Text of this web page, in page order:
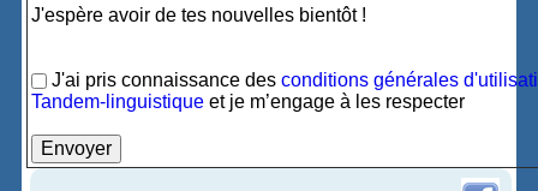
J'espère avoir de tes nouvelles bientôt !
J'ai pris connaissance desconditions générales
Tandem-linguistique et je m’engage à les respecter